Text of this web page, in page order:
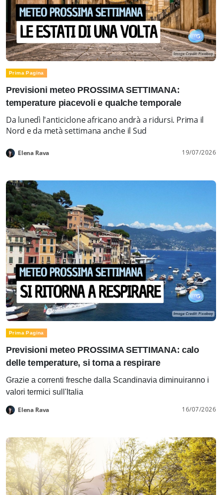
Prima Pagina
Previsioni meteo PROSSIMA SETTIMANA:
temperature piacevoli e qualche temporale
Da lunedì l'anticiclone africano andrà a ridursi. Prima il
Nord e da metà settimana anche il Sud
Elena Rava 19/07/2026
Prima Pagina
Previsioni meteo PROSSIMA SETTIMANA: calo
delle temperature, si torna a respirare
Grazie a correnti fresche dalla Scandinavia diminuiranno i
valori termici sull'Italia
Elena Rava 16/07/2026